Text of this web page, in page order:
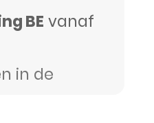
in de
BE vanaf